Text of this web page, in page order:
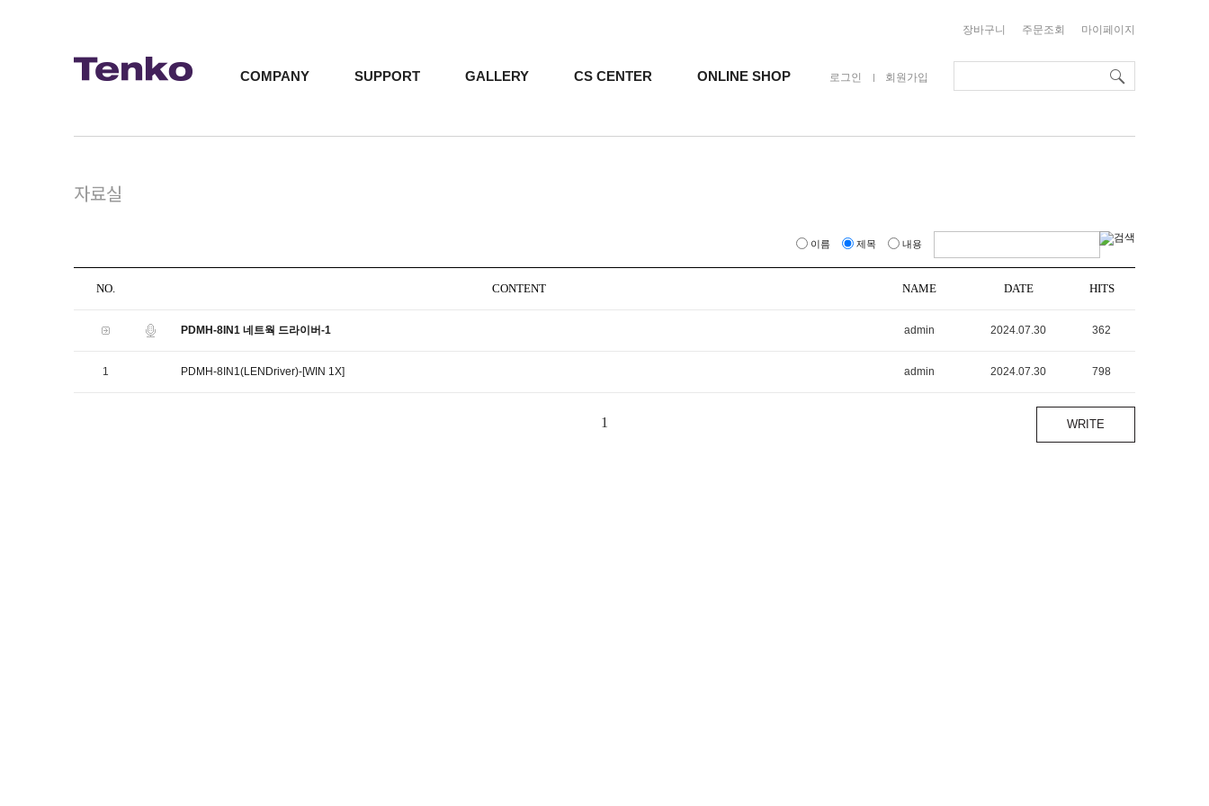
장바구니 주문조회 마이페이지
COMPANY SUPPORT GALLERY CS CENTER ONLINE SHOP 로그인 회원가입
자료실
이름 제목 내용
NO. CONTENT NAME DATE HITS
PDMH-8IN1 네트웍 드라이버-1 admin 2024.07.30 362
1 PDMH-8IN1(LENDriver)-[WIN 1X] admin 2024.07.30 798
WRITE
1